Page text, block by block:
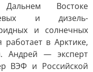
Востоке
и дизель-
и солнечных
работает в Арктике,
Андрей — эксперт
ВЭФ и Российской